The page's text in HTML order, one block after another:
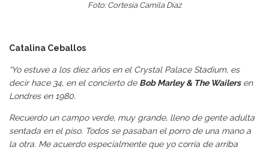
Foto: Cortesía Camila Díaz
Catalina Ceballos
“Yo estuve a los diez años en el Crystal Palace Stadium, es
decir hace 34, en el concierto de Bob Marley & The Wailersen
Londres en 1980.
Recuerdo un campo verde, muy grande, lleno de gente adulta
sentada en el piso. Todos se pasaban el porro de una mano a
la otra. Me acuerdo especialmente que yo corría de arriba